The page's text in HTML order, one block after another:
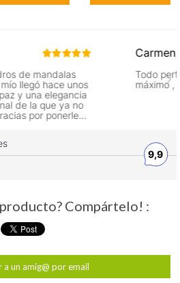
Compártelo! :
a un amig@ por email